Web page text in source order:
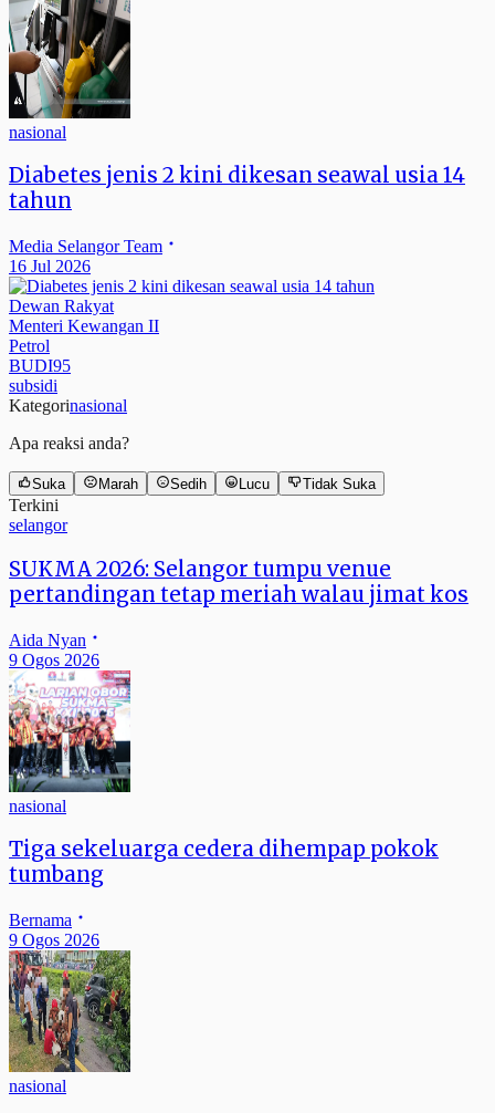
nasional
Diabetes jenis 2 kini dikesan seawal usia 14
tahun
Media Selangor Team
16 Jul 2026
Dewan Rakyat
Menteri Kewangan II
Petrol
BUDI95
subsidi
Kategorinasional
Apa reaksi anda?
Suka Marah Sedih Lucu Tidak Suka
Terkini
selangor
SUKMA 2026: Selangor tumpu venue
pertandingan tetap meriah walau jimat kos
Aida Nyan
9 Ogos 2026
nasional
Tiga sekeluarga cedera dihempap pokok
tumbang
Bernama
9 Ogos 2026
nasional